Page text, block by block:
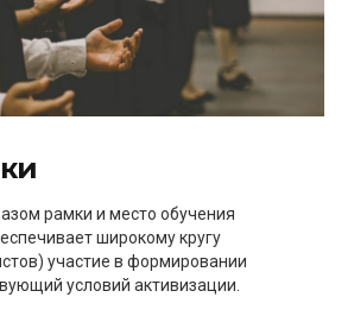
рамки и место обучения
широкому кругу
участие в формировании
условий активизации.